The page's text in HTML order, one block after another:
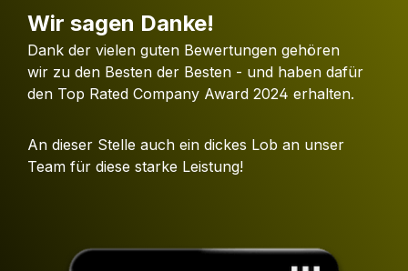
Wir sagen Danke!
Dank der vielen guten Bewertungen gehören
wir zu den Besten der Besten - und haben dafür
den Top Rated Company Award 2024 erhalten.
An dieser Stelle auch ein dickes Lob an unser
Team für diese starke Leistung!